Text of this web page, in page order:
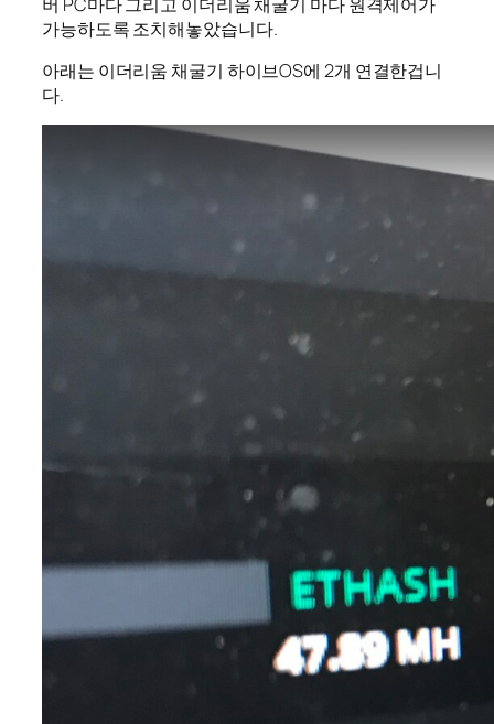
가능하도록 조치해놓았습니다.
아래는 이더리움 채굴기 하이브OS에 2개 연결한겁니
다.